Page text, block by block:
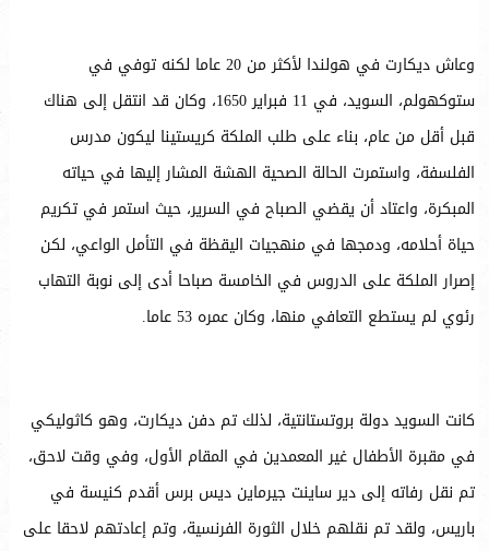
وعاش ديكارت في هولندا لأكثر من 20 عاما لكنه توفي في
ستوكهولم، السويد، في 11 فبراير 1650، وكان قد انتقل إلى هناك
قبل أقل من عام، بناء على طلب الملكة كريستينا ليكون مدرس
الفلسفة، واستمرت الحالة الصحية الهشة المشار إليها في حياته
المبكرة، واعتاد أن يقضي الصباح في السرير، حيث استمر في تكريم
حياة أحلامه، ودمجها في منهجيات اليقظة في التأمل الواعي، لكن
إصرار الملكة على الدروس في الخامسة صباحا أدى إلى نوبة التهاب
رئوي لم يستطع التعافي منها، وكان عمره 53 عاما.
كانت السويد دولة بروتستانتية، لذلك تم دفن ديكارت، وهو كاثوليكي
في مقبرة الأطفال غير المعمدين في المقام الأول، وفي وقت لاحق،
تم نقل رفاته إلى دير ساينت جيرماين ديس برس أقدم كنيسة في
باريس، ولقد تم نقلهم خلال الثورة الفرنسية، وتم إعادتهم لاحقا على